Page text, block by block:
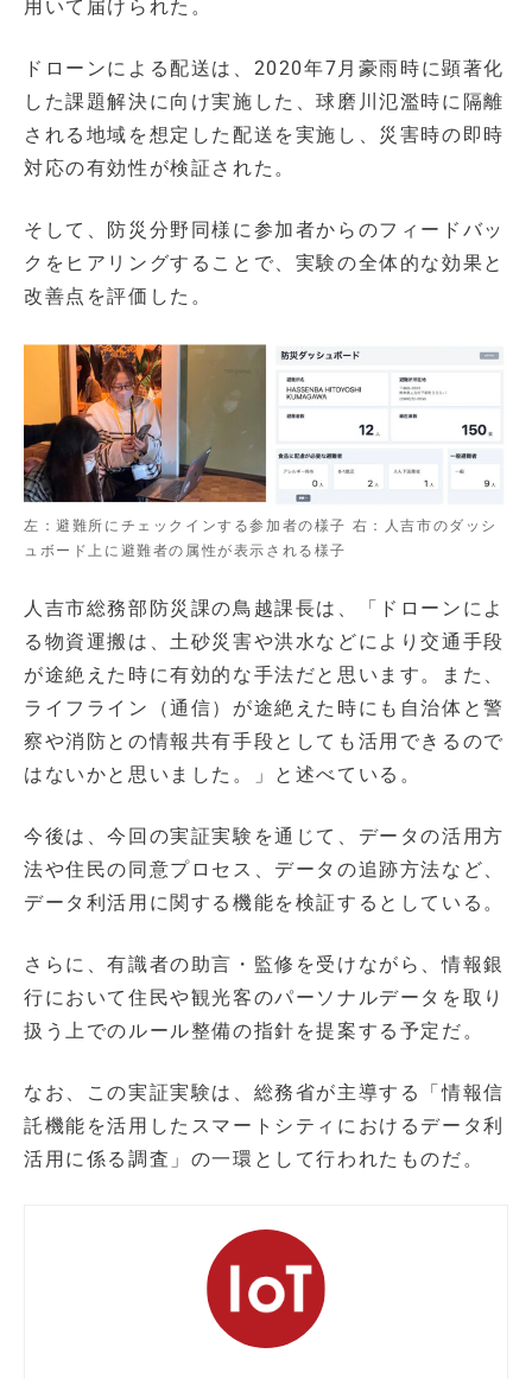
用いて届けられた。
ドローンによる配送は、2020年7月豪雨時に顕著化
した課題解決に向け実施した、球磨川氾濫時に隔離
される地域を想定した配送を実施し、災害時の即時
対応の有効性が検証された。
そして、防災分野同様に参加者からのフィードバッ
クをヒアリングすることで、実験の全体的な効果と
改善点を評価した。
左：避難所にチェックインする参加者の様子 右：人吉市のダッシ
ュボード上に避難者の属性が表示される様子
人吉市総務部防災課の鳥越課長は、「ドローンによ
る物資運搬は、土砂災害や洪水などにより交通手段
が途絶えた時に有効的な手法だと思います。また、
ライフライン（通信）が途絶えた時にも自治体と警
察や消防との情報共有手段としても活用できるので
はないかと思いました。」と述べている。
今後は、今回の実証実験を通じて、データの活用方
法や住民の同意プロセス、データの追跡方法など、
データ利活用に関する機能を検証するとしている。
さらに、有識者の助言・監修を受けながら、情報銀
行において住民や観光客のパーソナルデータを取り
扱う上でのルール整備の指針を提案する予定だ。
なお、この実証実験は、総務省が主導する「情報信
託機能を活用したスマートシティにおけるデータ利
活用に係る調査」の一環として行われたものだ。